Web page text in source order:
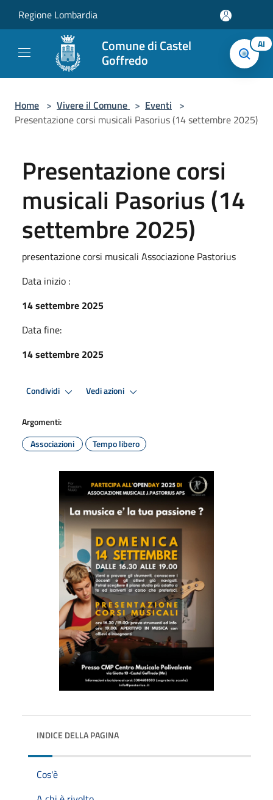
Regione Lombardia
Comune di Castel
Goffredo
AI
Home > Vivere il Comune > Eventi >
Presentazione corsi musicali Pasorius (14 settembre 2025)
Presentazione corsi
musicali Pasorius (14
settembre 2025)
presentazione corsi musicali Associazione Pastorius
Data inizio :
14 settembre 2025
Data fine:
14 settembre 2025
Condividi Vedi azioni
Argomenti:
Associazioni
Tempo libero
INDICE DELLA PAGINA
Cos'è